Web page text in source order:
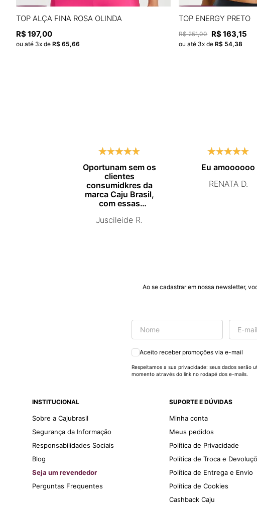
TOP ALÇA FINA ROSA OLINDA
R$197,00
ou até 3x deR$ 65,66
ADICIONAR
TOP ENERGY PRETO
R$ 251,00 R$163,15
ou até 3x deR$ 54,38
Oportunam sem os
clientes
consumidkres da
marca Caju Brasil,
com essas
promocionais de
Juscileide R.
Eu amoooooo
RENATA D.
Ao se cadastrar em nossa newsletter,
Aceito receber promoções via e-mail
Respeitamos a sua privacidade: seus dados serão
momento através do link no rodapé dos e-mails.
INSTITUCIONAL
Sobre a Cajubrasil
Segurança da Informação
Responsabilidades Sociais
Blog
Seja um revendedor
Perguntas Frequentes
SUPORTE E DÚVIDAS
Minha conta
Meus pedidos
Política de Privacidade
Política de Troca e
Política de Entrega e Envio
Política de Cookies
Cashback Caju